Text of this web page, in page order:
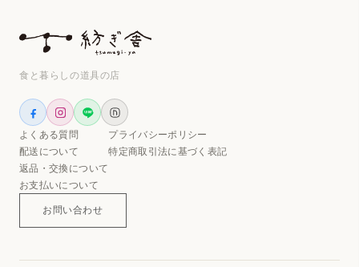
食と暮らしの道具の店
よくある質問
配送について
返品・交換について
お支払いについて
プライバシーポリシー
特定商取引法に基づく表記
お問い合わせ